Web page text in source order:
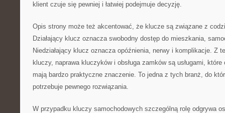
klient czuje się pewniej i łatwiej podejmuje decyzję.
Opis strony może też akcentować, że klucze są związane z
Działający klucz oznacza swobodny dostęp do mieszkania,
Niedziałający klucz oznacza opóźnienia, nerwy i komplikacje. Z
kluczy, naprawa kluczyków i obsługa zamków są usługami,
mają bardzo praktyczne znaczenie. To jedna z tych branż, do
potrzebuje pewnego rozwiązania.
W przypadku kluczy samochodowych szczególną rolę odgrywa